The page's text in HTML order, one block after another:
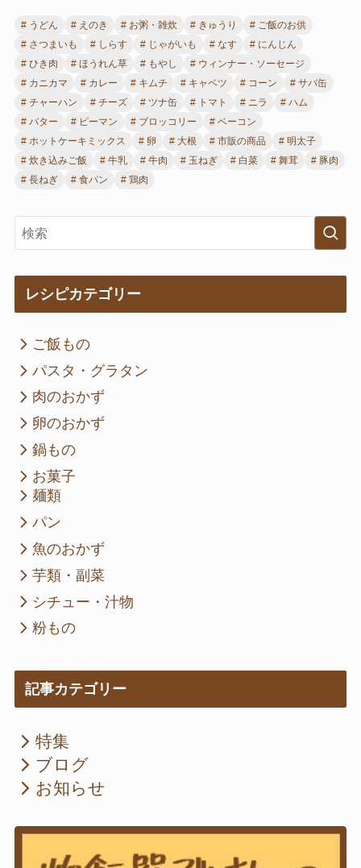
うどん えのき お粥・雑炊 きゅうり
ご飯のお供
さつまいも
しらす じゃがいも なす
にんじん
ひき肉
ほうれん草 もやし
ウィンナー・ソーセージ
カニカマ
カレー キムチ キャベツ コーン
サバ缶
チャーハン
チーズ ツナ缶 トマト ニラ
ハム
バター
ピーマン ブロッコリー
ベーコン
ホットケーキミックス
卵 大根 市販の商品
明太子
炊き込みご飯
牛乳 牛肉 玉ねぎ 白菜 舞茸
豚肉
長ねぎ
食パン 鶏肉
レシピカテゴリー
ご飯もの
パスタ・グラタン
肉のおかず
卵のおかず
鍋もの
お菓子
麺類
パン
魚のおかず
芋類・副菜
シチュー・汁物
粉もの
記事カテゴリー
特集
ブログ
お知らせ